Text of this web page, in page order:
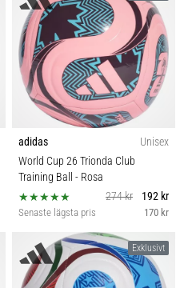
adidas
Unisex
World Cup 26 Trionda Club
Training Ball - Rosa
274 kr
192 kr
Senaste lägsta pris 170 kr
Exklusivt